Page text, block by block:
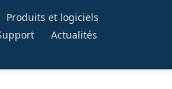
Produits et logiciels
Actualités